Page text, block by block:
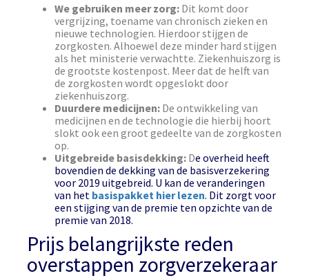
We gebruiken meer zorg: Dit komt door
vergrijzing, toename van chronisch zieken en
nieuwe technologien. Hierdoor stijgen de
zorgkosten. Alhoewel deze minder hard stijgen
als het ministerie verwachtte. Ziekenhuiszorg is
de grootste kostenpost. Meer dat de helft van
de zorgkosten wordt opgeslokt door
ziekenhuiszorg.
Duurdere medicijnen: De ontwikkeling van
medicijnen en de technologie die hierbij hoort
slokt ook een groot gedeelte van de zorgkosten
op.
Uitgebreide basisdekking: De overheid heeft
bovendien de dekking van de basisverzekering
voor 2019 uitgebreid. U kan de veranderingen
van het basispakket hier lezen. Dit zorgt voor
een stijging van de premie ten opzichte van de
premie van 2018.
Prijs belangrijkste reden
overstappen zorgverzekeraar